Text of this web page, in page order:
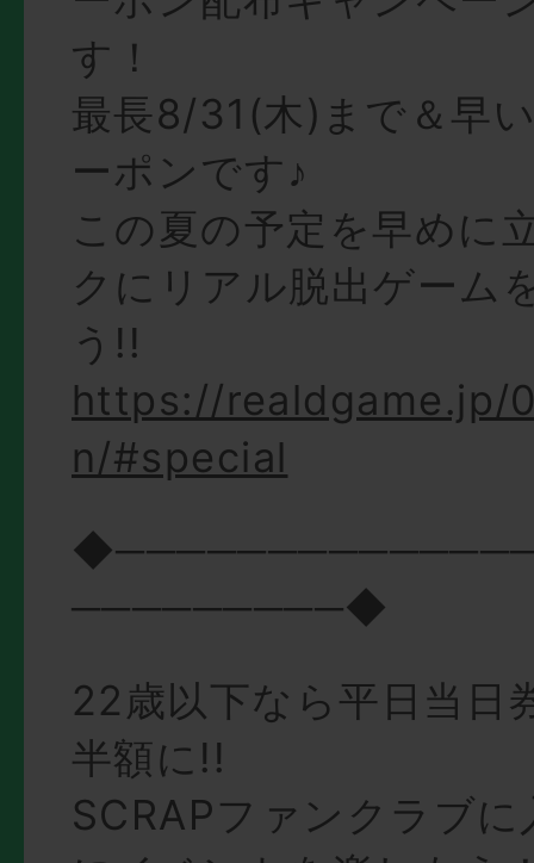
す！
最長8/31(木)まで＆早
ーポンです♪
この夏の予定を早めに
クにリアル脱出ゲーム
う!!
https://realdgame.jp/
n/#special
─────────◆
22歳以下なら平日当日
半額に!!
SCRAPファンクラブ